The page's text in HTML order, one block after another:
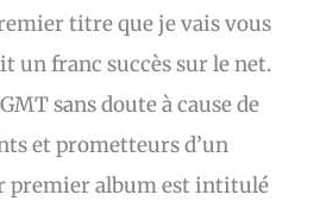
titre que je vais vous
un franc succès sur le net.
sans doute à cause de
et prometteurs d’un
premier album est intitulé